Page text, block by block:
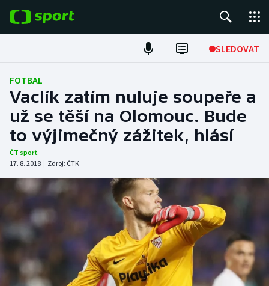
SLEDOVAT
Fotbal
Hokej
Tenis
Atletika
Cyklistika
DALŠÍ SPORTY
Baseball a softbal
NEPŘEHLÉDNĚTE
Soutěže
FOTBAL
Vaclík zatím nuluje soupeře a
už se těší na Olomouc. Bude
to výjimečný zážitek, hlásí
ČT sport
17. 8. 2018 | Zdroj: ČTK